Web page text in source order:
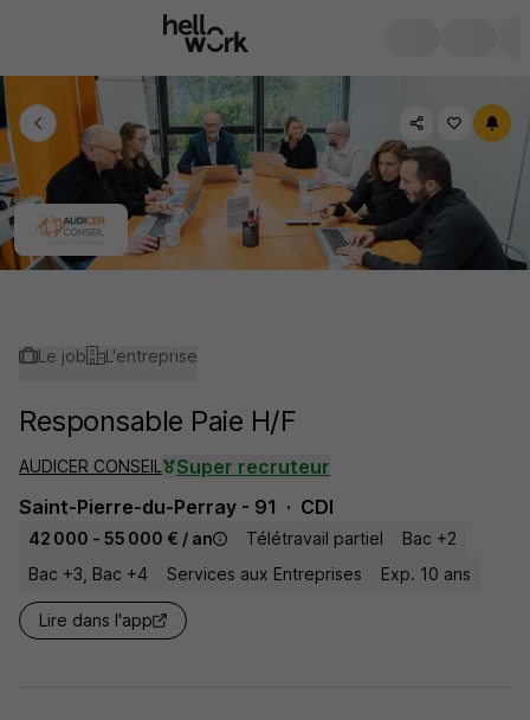
Le job L'entreprise
Responsable Paie H/F
AUDICER CONSEIL
Super recruteur
Saint-Pierre-du-Perray - 91
CDI
42 000 - 55 000 € / an Télétravail partiel
Bac +2
Bac +3, Bac +4
Services aux Entreprises Exp. 10 ans
Lire dans l'app